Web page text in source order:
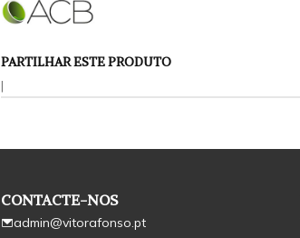
PARTILHAR ESTE PRODUTO
|
CONTACTE-NOS
admin@vitorafonso.pt